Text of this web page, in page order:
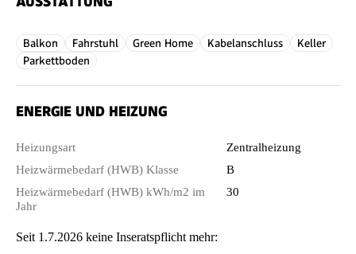
Balkon Fahrstuhl Green Home Kabelanschluss
Keller
Parkettboden
ENERGIE UND HEIZUNG
Heizungsart
Zentralheizung
Heizwärmebedarf (HWB) Klasse
B
Heizwärmebedarf (HWB) kWh/m2 im
Jahr
30
Seit 1.7.2026 keine Inseratspflicht mehr: